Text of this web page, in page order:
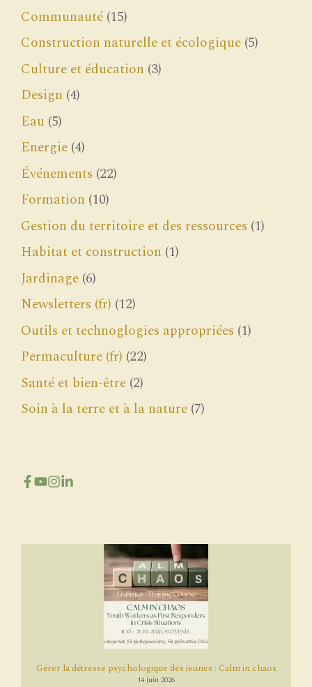
Communauté (15)
Construction naturelle et écologique (5)
Culture et éducation (3)
Design (4)
Eau (5)
Energie (4)
Événements (22)
Formation (10)
Gestion du territoire et des ressources (1)
Habitat et construction (1)
Jardinage (6)
Newsletters (fr) (12)
Outils et technoglogies appropriées (1)
Permaculture (fr) (22)
Santé et bien-être (2)
Soin à la terre et à la nature (7)
Gérer la détresse psychologique des jeunes : Calm in chaos
14 juin 2026